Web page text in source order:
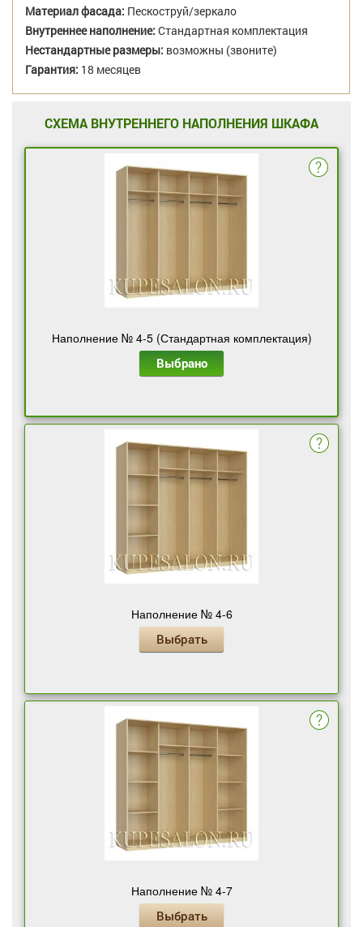
Материал фасада: Пескоструй/зеркало
Внутреннее наполнение: Стандартная комплектация
Нестандартные размеры: возможны (звоните)
Гарантия: 18 месяцев
СХЕМА ВНУТРЕННЕГО НАПОЛНЕНИЯ ШКАФА
Наполнение № 4-5 (Стандартная комплектация)
Выбрано
Наполнение № 4-6
Выбрать
Наполнение № 4-7
Выбрать